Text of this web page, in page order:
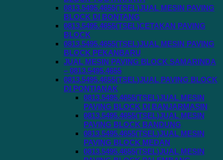
0813.5495.4655(TSEL)JUAL MESIN PAVING
BLOCK DI BONTANG
0813.5495.4655(TSEL)CETAKAN PAVING
BLOCK
0813.5495.4655(TSEL)JUAL MESIN PAVING
BLOCK PEKANBARU
JUAL MESIN PAVING BLOCK SAMARINDA
– 0813.5495.4655
0813.5495.4655(TSEL)JUAL PAVING BLOCK
DI PONTIANAK
0813.5495.4655(TSEL)JUAL MESIN
PAVING BLOCK DI BANJARMASIN
0813.5495.4655(TSEL)JUAL MESIN
PAVING BLOCK BANDUNG
0813.5495.4655(TSEL)JUAL MESIN
PAVING BLOCK MEDAN
0813.5495.4655(TSEL)JUAL MESIN